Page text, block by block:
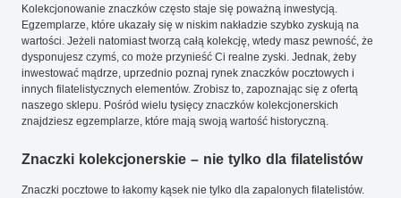
Kolekcjonowanie znaczków często staje się poważną inwestycją.
Egzemplarze, które ukazały się w niskim nakładzie szybko zyskują na
wartości. Jeżeli natomiast tworzą całą kolekcję, wtedy masz pewność, że
dysponujesz czymś, co może przynieść Ci realne zyski. Jednak, żeby
inwestować mądrze, uprzednio poznaj rynek znaczków pocztowych i
innych filatelistycznych elementów. Zrobisz to, zapoznając się z ofertą
naszego sklepu. Pośród wielu tysięcy znaczków kolekcjonerskich
znajdziesz egzemplarze, które mają swoją wartość historyczną.
Znaczki kolekcjonerskie – nie tylko dla filatelistów
Znaczki pocztowe to łakomy kąsek nie tylko dla zapalonych filatelistów.